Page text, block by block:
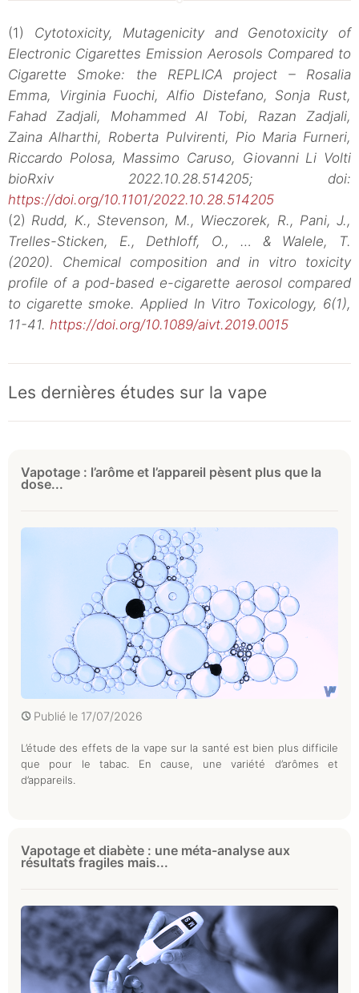
(1) Cytotoxicity, Mutagenicity and Genotoxicity of
Electronic Cigarettes Emission Aerosols Compared to
Cigarette Smoke: the REPLICA project – Rosalia
Emma, Virginia Fuochi, Alfio Distefano, Sonja Rust,
Fahad Zadjali, Mohammed Al Tobi, Razan Zadjali,
Zaina Alharthi, Roberta Pulvirenti, Pio Maria Furneri,
Riccardo Polosa, Massimo Caruso, Giovanni Li Volti
bioRxiv 2022.10.28.514205; doi:
https://doi.org/10.1101/2022.10.28.514205
(2) Rudd, K., Stevenson, M., Wieczorek, R., Pani, J.,
Trelles-Sticken, E., Dethloff, O., … & Walele, T.
(2020). Chemical composition and in vitro toxicity
profile of a pod-based e-cigarette aerosol compared
to cigarette smoke. Applied In Vitro Toxicology, 6(1),
11-41. https://doi.org/10.1089/aivt.2019.0015
Les dernières études sur la vape
Vapotage : l’arôme et l’appareil pèsent plus que la
dose...
Publié le 17/07/2026
L’étude des effets de la vape sur la santé est bien plus difficile
que pour le tabac. En cause, une variété d’arômes et
d’appareils.
Vapotage et diabète : une méta-analyse aux
résultats fragiles mais...